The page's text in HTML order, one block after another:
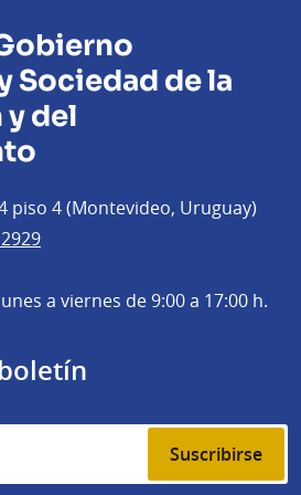
Sociedad de la
del
piso 4 (Montevideo, Uruguay)
a viernes de 9:00 a 17:00 h.
Suscribirse